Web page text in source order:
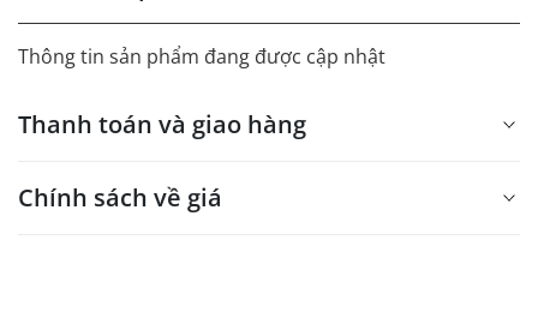
Thông tin sản phẩm đang được cập nhật
Thanh toán và giao hàng
Chính sách về giá